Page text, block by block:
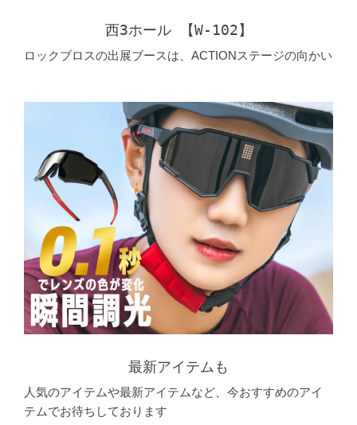
西3ホール 【W-102】
ロックブロスの出展ブースは、ACTIONステージの向かい
最新アイテムも
人気のアイテムや最新アイテムなど、今おすすめのアイ
テムでお待ちしております